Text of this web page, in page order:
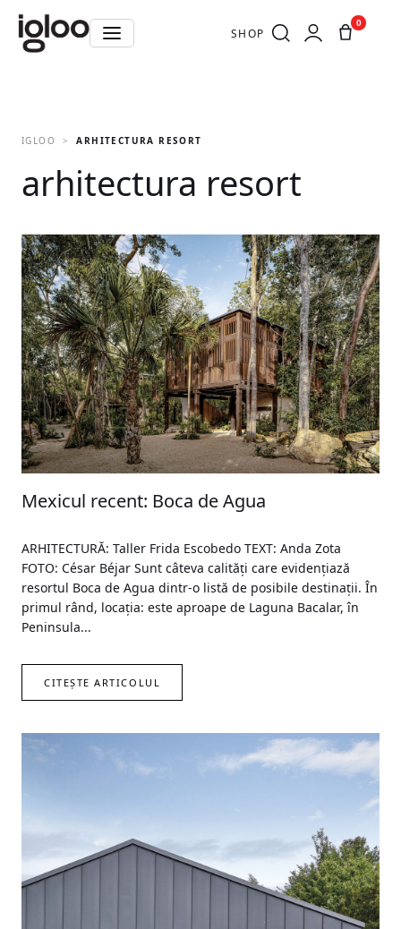
SHOP
0
IGLOO ARHITECTURA RESORT
arhitectura resort
Mexicul recent: Boca de Agua
ARHITECTURĂ: Taller Frida Escobedo TEXT: Anda Zota
FOTO: César Béjar Sunt câteva calități care evidențiază
resortul Boca de Agua dintr-o listă de posibile destinații. În
primul rând, locația: este aproape de Laguna Bacalar, în
Peninsula...
CITEȘTE ARTICOLUL